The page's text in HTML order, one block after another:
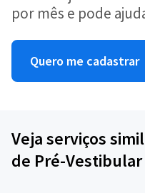
por mês e pode
Quero me cadastrar
Veja serviços
de Pré-Vestibular